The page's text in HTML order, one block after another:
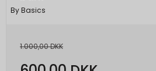
By Basics
1.000,00 DKK